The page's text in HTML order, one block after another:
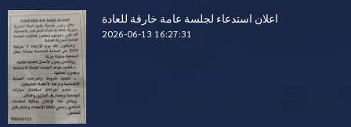
اعلان استدعاء لجلسة عامة خارقة للعادة
2026-06-13 16:27:31